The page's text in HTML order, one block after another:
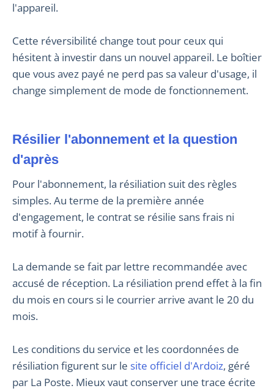
l'appareil.
Cette réversibilité change tout pour ceux qui
hésitent à investir dans un nouvel appareil. Le boîtier
que vous avez payé ne perd pas sa valeur d'usage, il
change simplement de mode de fonctionnement.
Résilier l'abonnement et la question
d'après
Pour l'abonnement, la résiliation suit des règles
simples. Au terme de la première année
d'engagement, le contrat se résilie sans frais ni
motif à fournir.
La demande se fait par lettre recommandée avec
accusé de réception. La résiliation prend effet à la fin
du mois en cours si le courrier arrive avant le 20 du
mois.
Les conditions du service et les coordonnées de
résiliation figurent sur le site officiel d'Ardoiz, géré
par La Poste. Mieux vaut conserver une trace écrite